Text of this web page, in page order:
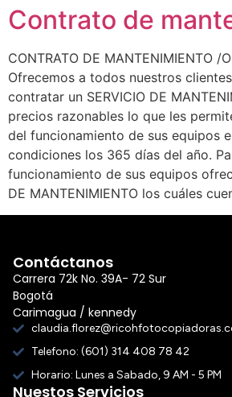
Contrato de
CONTRATO DE MANTENIMIENTO /
Ofrecemos a todos nuestros
contratar un SERVICIO DE
precios razonables lo que les
del funcionamiento de sus equipos
condiciones los 365 días del año.
funcionamiento de sus equipos
DE MANTENIMIENTO los cuáles
Nuestos Servicios
Contáctanos
Carrera 72k No. 39A- 72 Sur
Bogotá
Carimagua / kennedy
Telefono: (601) 314 408 78 42
Horario: Lunes a Sabado, 9 AM - 5 PM